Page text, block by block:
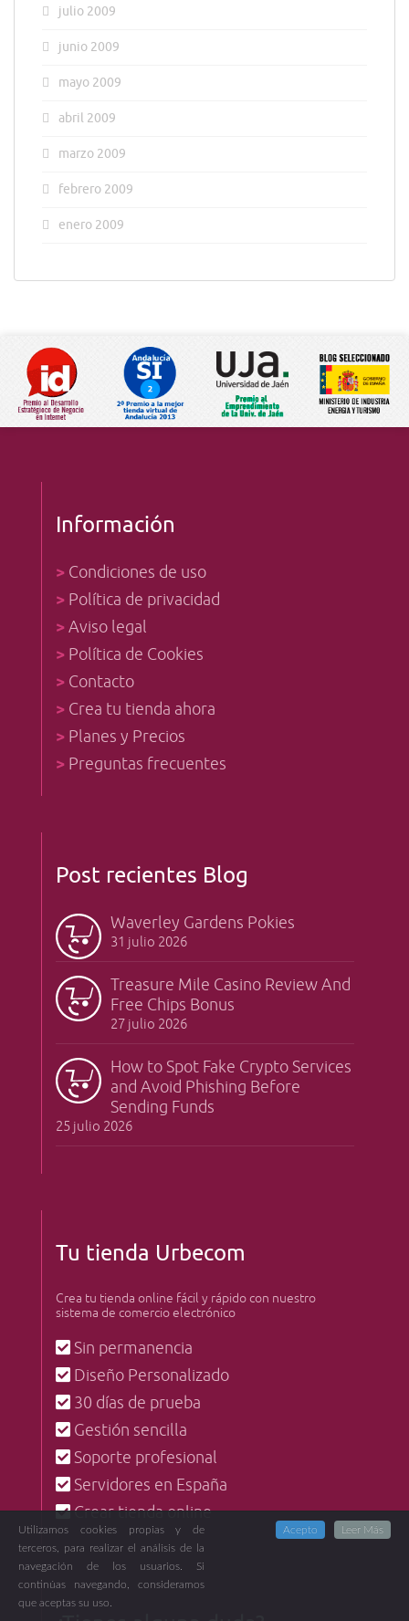
julio 2009
junio 2009
mayo 2009
abril 2009
marzo 2009
febrero 2009
enero 2009
Información
> Condiciones de uso
> Política de privacidad
>Aviso legal
> Política de Cookies
> Contacto
> Crea tu tienda ahora
> Planes y Precios
> Preguntas frecuentes
Post recientes Blog
Waverley Gardens Pokies
31 julio 2026
Treasure Mile Casino Review And
Free Chips Bonus
27 julio 2026
How to Spot Fake Crypto Services
and Avoid Phishing Before
Sending Funds
25 julio 2026
Tu tienda Urbecom
Crea tu tienda online fácil y rápido con nuestro
sistema de comercio electrónico
Sin permanencia
Diseño Personalizado
30 días de prueba
Gestión sencilla
Soporte profesional
Servidores en España
Crear tienda online
Utilizamos cookies propias y de
terceros, para realizar el análisis de la
navegación de los usuarios. Si
continúas navegando, consideramos
que aceptas su uso.
Acepto Leer Más